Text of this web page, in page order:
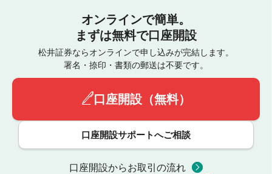
オンラインで簡単。
まずは無料で口座開設
松井証券ならオンラインで申し込みが完結します。
署名・捺印・書類の郵送は不要です。
口座開設（無料）
口座開設サポートへご相談
口座開設からお取引の流れ